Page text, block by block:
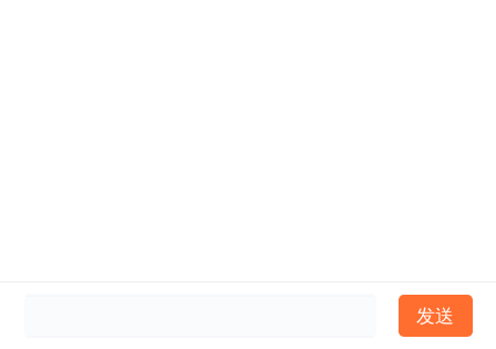
发送